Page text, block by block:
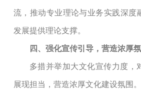
流，推动专业理论与业务实践深度
发展提供理论支撑。
四、强化宣传引导，营造浓厚
多措并举加大文化宣传力度，
展现担当，营造浓厚文化建设氛围。